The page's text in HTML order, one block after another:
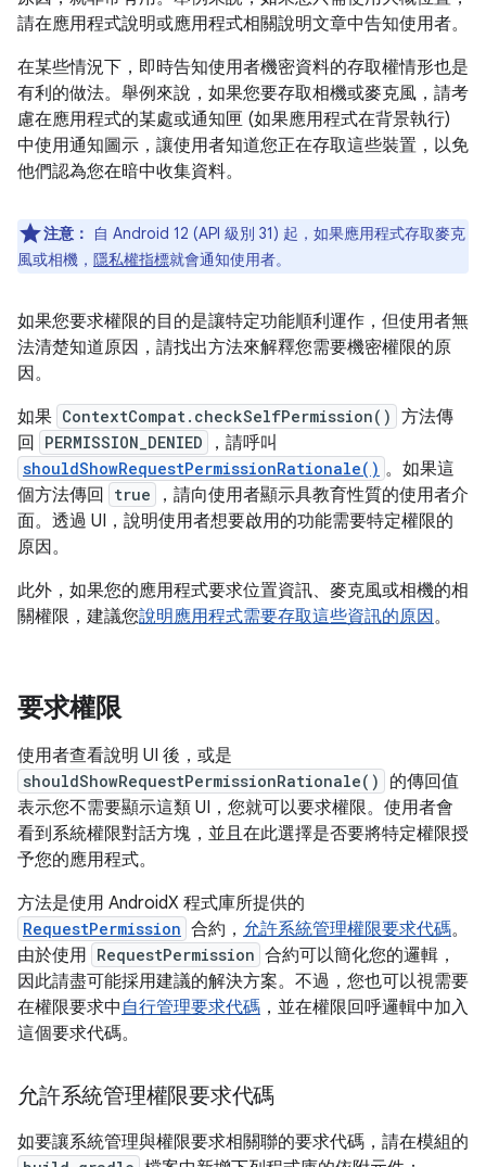
請在應用程式說明或應用程式相關說明文章中告知使用者。
在某些情況下，即時告知使用者機密資料的存取權情形也是
有利的做法。舉例來說，如果您要存取相機或麥克風，請考
慮在應用程式的某處或通知匣 (如果應用程式在背景執行)
中使用通知圖示，讓使用者知道您正在存取這些裝置，以免
他們認為您在暗中收集資料。
注意：
自 Android 12 (API 級別 31) 起，如果應用程式存取麥克
風或相機， 隱私權指標就會通知使用者。
如果您要求權限的目的是讓特定功能順利運作，但使用者無
法清楚知道原因，請找出方法來解釋您需要機密權限的原
因。
如果 ContextCompat.checkSelfPermission() 方法傳
回
PERMISSION_DENIED ，請呼叫
shouldShowRequestPermissionRationale() 。如果這
個方法傳回
true
，請向使用者顯示具教育性質的使用者介
面。透過 UI，說明使用者想要啟用的功能需要特定權限的
原因。
此外，如果您的應用程式要求位置資訊、麥克風或相機的相
關權限，建議您說明應用程式需要存取這些資訊的原因 。
要求權限
使用者查看說明 UI 後，或是
shouldShowRequestPermissionRationale()
的傳回值
表示您不需要顯示這類 UI，您就可以要求權限。使用者會
看到系統權限對話方塊，並且在此選擇是否要將特定權限授
予您的應用程式。
方法是使用 AndroidX 程式庫所提供的
RequestPermission 合約， 允許系統管理權限要求代碼。
由於使用 RequestPermission 合約可以簡化您的邏輯，
因此請盡可能採用建議的解決方案。不過，您也可以視需要
在權限要求中 自行管理要求代碼 ，並在權限回呼邏輯中加入
這個要求代碼。
允許系統管理權限要求代碼
如要讓系統管理與權限要求相關聯的要求代碼，請在模組的